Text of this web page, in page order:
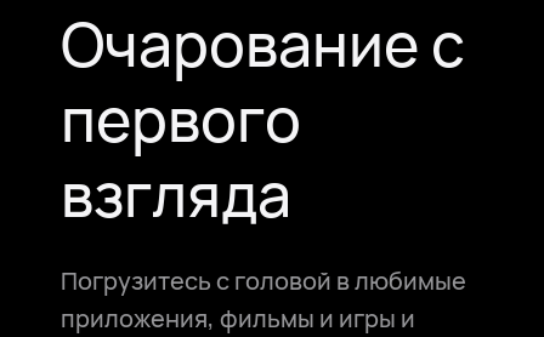
Очарование с
первого
взгляда
Погрузитесь с головой в любимые
приложения, фильмы и игры и